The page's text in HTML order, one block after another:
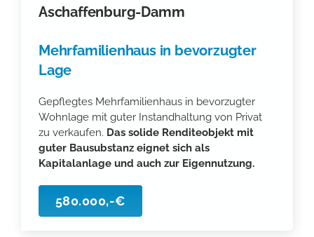
Aschaffenburg-Damm
Mehrfamilienhaus in bevorzugter
Lage
Gepflegtes Mehrfamilienhaus in bevorzugter
Wohnlage mit guter Instandhaltung von Privat
zu verkaufen. Das solide Renditeobjekt mit
guter Bausubstanz eignet sich als
Kapitalanlage und auch zur Eigennutzung.
580.000,-€